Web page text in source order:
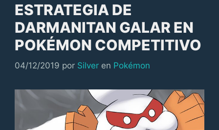
ESTRATEGIA DE
DARMANITAN GALAR EN
POKÉMON COMPETITIVO
04/12/2019 por Silver en Categorías
Pokémon